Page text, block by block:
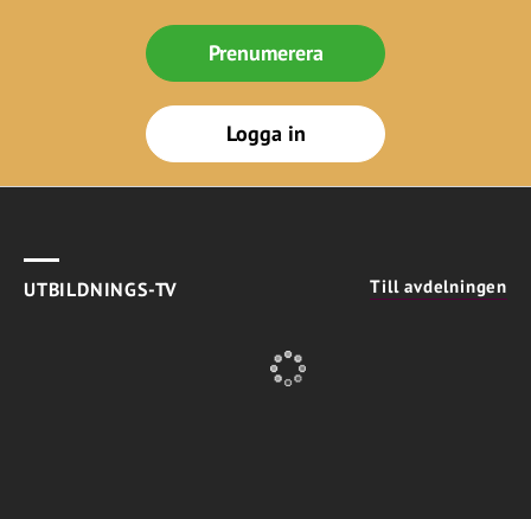
Prenumerera
Logga in
UTBILDNINGS-TV Till avdelningen